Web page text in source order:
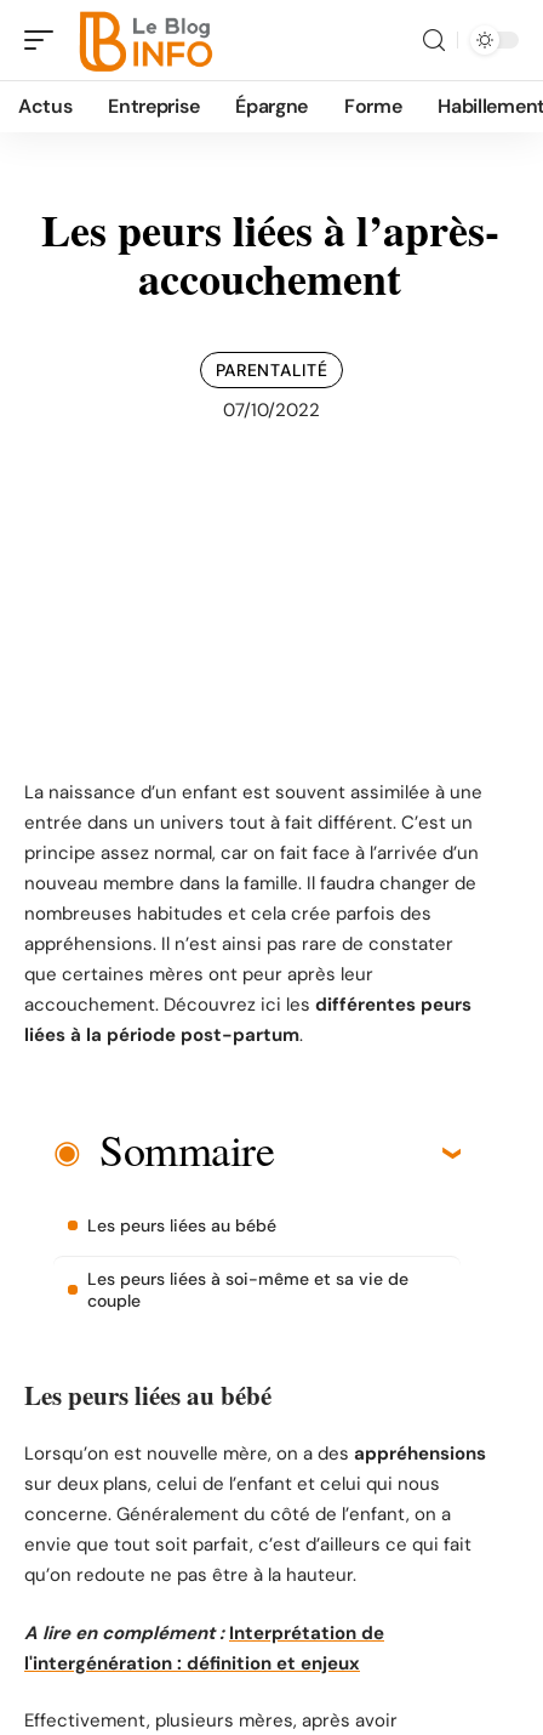
Actus Entreprise Épargne Forme
Les peurs liées à l’après-
accouchement
PARENTALITÉ
07/10/2022
La naissance d’un enfant est souvent assimilée à une
entrée dans un univers tout à fait différent. C’est un
principe assez normal, car on fait face à l’arrivée d’un
nouveau membre dans la famille. Il faudra changer de
nombreuses habitudes et cela crée parfois des
appréhensions. Il n’est ainsi pas rare de constater
que certaines mères ont peur après leur
accouchement. Découvrez ici les différentes peurs
liées à la période post-partum.
Sommaire
Les peurs liées au bébé
Les peurs liées à soi-même et sa vie de
couple
Les peurs liées au bébé
Lorsqu’on est nouvelle mère, on a des appréhensions
sur deux plans, celui de l’enfant et celui qui nous
concerne. Généralement du côté de l’enfant, on a
envie que tout soit parfait, c’est d’ailleurs ce qui fait
qu’on redoute ne pas être à la hauteur.
A lire en complément : Interprétation de
l'intergénération : définition et enjeux
Effectivement, plusieurs mères, après avoir